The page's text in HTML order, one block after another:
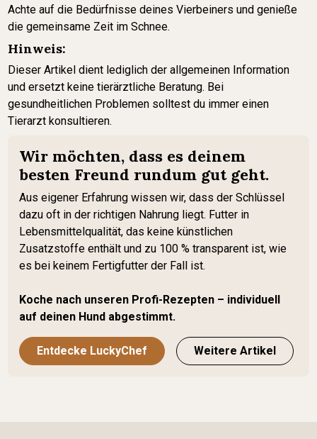
Achte auf die Bedürfnisse deines Vierbeiners und genieße
die gemeinsame Zeit im Schnee.
Hinweis:
Dieser Artikel dient lediglich der allgemeinen Information
und ersetzt keine tierärztliche Beratung. Bei
gesundheitlichen Problemen solltest du immer einen
Tierarzt konsultieren.
Wir möchten, dass es deinem
besten Freund rundum gut geht.
Aus eigener Erfahrung wissen wir, dass der Schlüssel
dazu oft in der richtigen Nahrung liegt. Futter in
Lebensmittelqualität, das keine künstlichen
Zusatzstoffe enthält und zu 100 % transparent ist, wie
es bei keinem Fertigfutter der Fall ist.
Koche nach unseren Profi-Rezepten – individuell
auf deinen Hund abgestimmt.
Entdecke LuckyChef Weitere Artikel